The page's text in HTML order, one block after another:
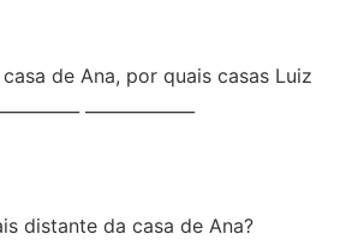
casa de Ana, por quais casas Luiz
_____________
distante da casa de Ana?